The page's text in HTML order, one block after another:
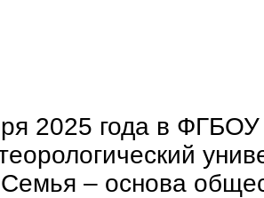
2025 года в
– основа